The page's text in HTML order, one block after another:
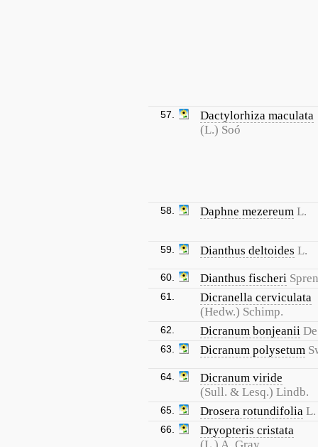
57.
Dactylorhiza maculata
(L.) Soó
58. Daphne mezereum L.
59. Dianthus deltoides L.
60. Dianthus fischeri
61.
Dicranella cerviculata
(Hedw.) Schimp.
62. Dicranum bonjeanii
63. Dicranum polysetum
64.
Dicranum viride
(Sull. & Lesq.) Lindb.
65. Drosera rotundifolia L.
66.
Dryopteris cristata